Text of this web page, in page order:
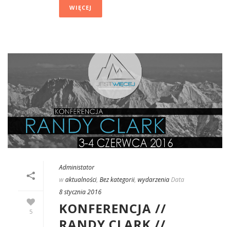
WIĘCEJ
5
Administator
waktualności, Bez kategorii, wydarzeniaData
8 stycznia 2016
KONFERENCJA //